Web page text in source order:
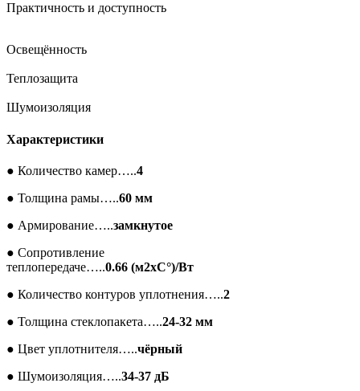
Практичность и доступность
Освещённость
Теплозащита
Шумоизоляция
Характеристики
● Количество камер…..4
● Толщина рамы…..60 мм
● Армирование…..замкнутое
● Сопротивление
теплопередаче…..0.66 (м2xC°)/Вт
● Количество контуров уплотнения…..2
● Толщина стеклопакета…..24-32 мм
● Цвет уплотнителя…..чёрный
● Шумоизоляция…..34-37 дБ